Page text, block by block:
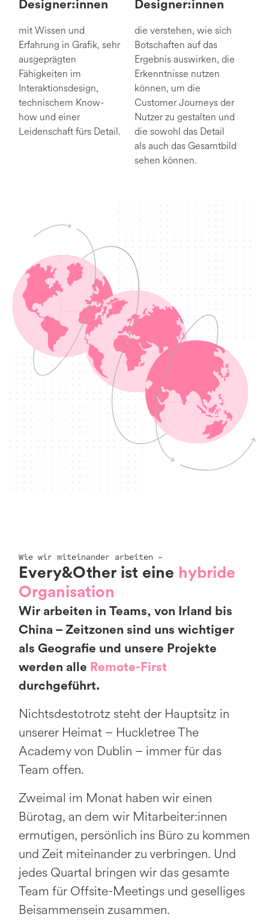
Designer:innen
mit Wissen und
Erfahrung in Grafik, sehr
ausgeprägten
Fähigkeiten im
Interaktionsdesign,
technischem Know-
how und einer
Leidenschaft fürs Detail.
Designer:innen
die verstehen, wie sich
Botschaften auf das
Ergebnis auswirken, die
Erkenntnisse nutzen
können, um die
Customer Journeys der
Nutzer zu gestalten und
die sowohl das Detail
als auch das Gesamtbild
sehen können.
Wie wir miteinander arbeiten –
Every&Other ist eine hybride
Organisation
Wir arbeiten in Teams, von Irland bis
China – Zeitzonen sind uns wichtiger
als Geografie und unsere Projekte
werden alle Remote-First
durchgeführt.
Nichtsdestotrotz steht der Hauptsitz in
unserer Heimat – Huckletree The
Academy von Dublin – immer für das
Team offen.
Zweimal im Monat haben wir einen
Bürotag, an dem wir Mitarbeiter:innen
ermutigen, persönlich ins Büro zu kommen
und Zeit miteinander zu verbringen. Und
jedes Quartal bringen wir das gesamte
Team für Offsite-Meetings und geselliges
Beisammensein zusammen.